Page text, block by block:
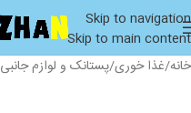
Skip to navigation
Skip to main content
خانه/غذا خوری/پستانک و لوازم جانبی